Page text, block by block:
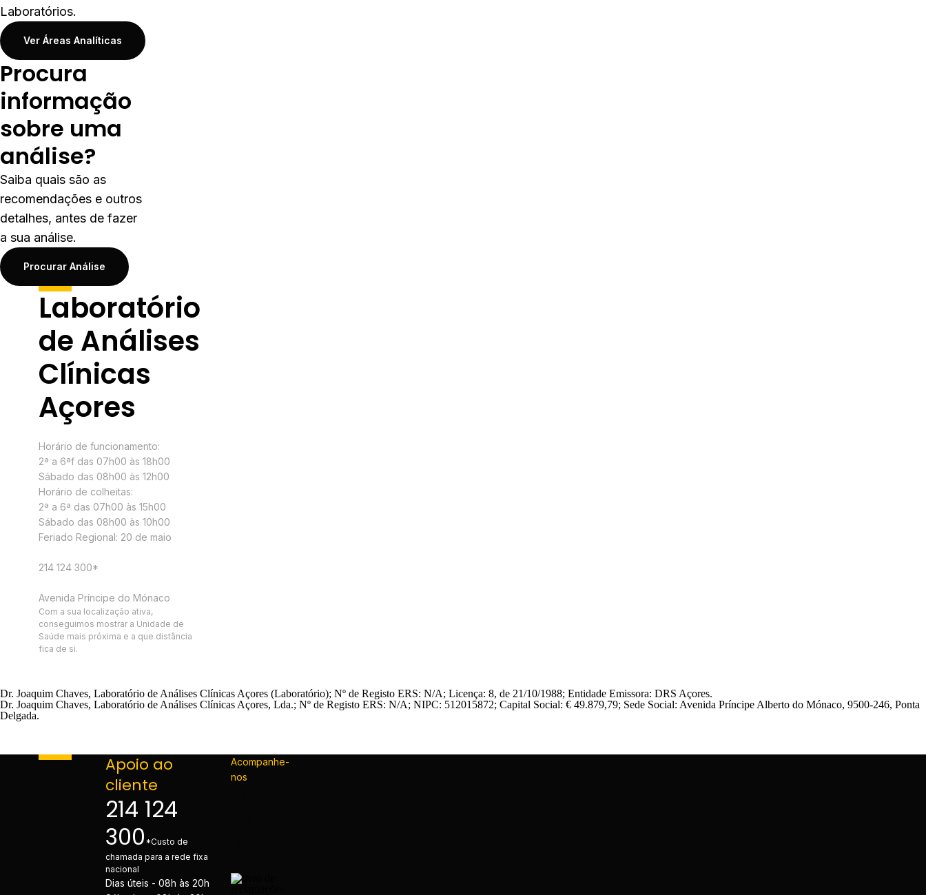
Laboratórios.
Ver Áreas Analíticas
Procura
informação
sobre uma
análise?
Saiba quais são as
recomendações e outros
detalhes, antes de fazer
a sua análise.
Procurar Análise
Laboratório
de Análises
Clínicas
Açores
Horário de funcionamento:
2ª a 6ªf das 07h00 às 18h00
Sábado das 08h00 às 12h00
Horário de colheitas:
2ª a 6ª das 07h00 às 15h00
Sábado das 08h00 às 10h00
Feriado Regional: 20 de maio
214 124 300*
Avenida Príncipe do Mónaco
Com a sua localização ativa,
conseguimos mostrar a Unidade de
Saúde mais próxima e a que distância
fica de si.
Dr. Joaquim Chaves, Laboratório de Análises Clínicas Açores (Laboratório); Nº de Registo ERS: N/A; Licença: 8, de 21/10/1988; Entidade Emissora: DRS Açores.
Dr. Joaquim Chaves, Laboratório de Análises Clínicas Açores, Lda.; Nº de Registo ERS: N/A; NIPC: 512015872; Capital Social: € 49.879,79; Sede Social: Avenida Príncipe Alberto do Mónaco, 9500-246, Ponta
Delgada.
Apoio ao
cliente
214 124
300 *Custo de
chamada para a rede fixa
nacional
Dias úteis - 08h às 20h
Acompanhe-
nos